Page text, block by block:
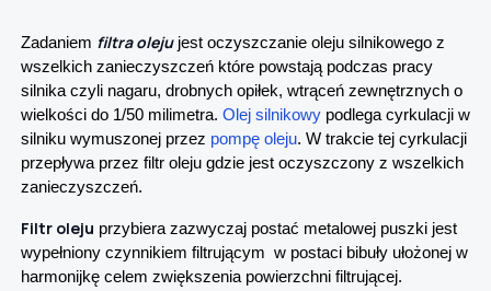
Zadaniem filtra olejujest oczyszczanie oleju silnikowego z
wszelkich zanieczyszczeń które powstają podczas pracy
silnika czyli nagaru, drobnych opiłek, wtrąceń zewnętrznych o
wielkości do 1/50 milimetra. Olej silnikowy podlega cyrkulacji w
silniku wymuszonej przez pompę oleju. W trakcie tej cyrkulacji
przepływa przez filtr oleju gdzie jest oczyszczony z wszelkich
zanieczyszczeń.
Filtr oleju przybiera zazwyczaj postać metalowej puszki jest
wypełniony czynnikiem filtrującym w postaci bibuły ułożonej w
harmonijkę celem zwiększenia powierzchni filtrującej.